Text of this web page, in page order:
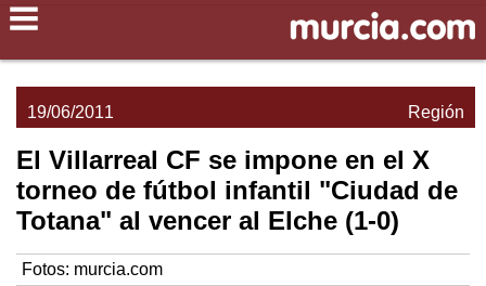
Región
19/06/2011
El Villarreal CF se impone en el X
torneo de fútbol infantil "Ciudad de
Totana" al vencer al Elche (1-0)
Fotos: murcia.com